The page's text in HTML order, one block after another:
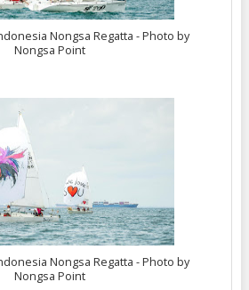
Nongsa Regatta - Photo by
Nongsa Point
Nongsa Regatta - Photo by
Nongsa Point